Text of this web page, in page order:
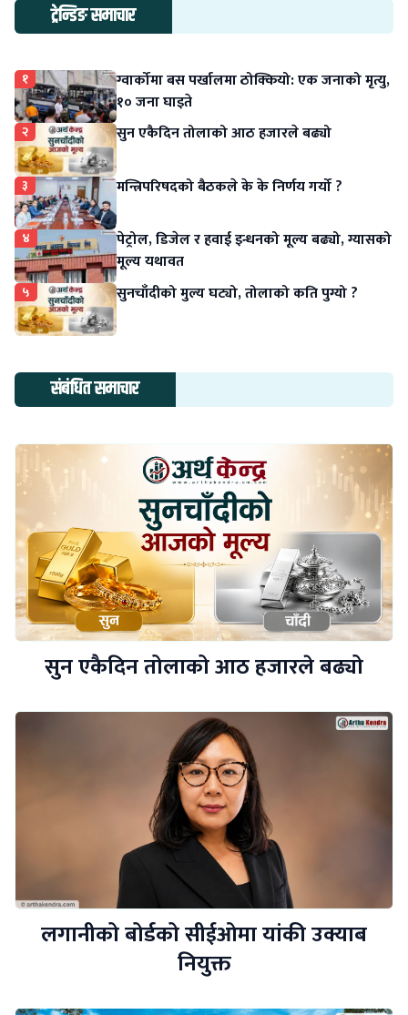
ट्रेन्डिङ समाचार
१
ग्वार्कोमा बस पर्खालमा ठोक्कियो: एक जनाको मृत्यु,
१० जना घाइते
२ सुन एकैदिन तोलाको आठ हजारले बढ्यो
३ मन्त्रिपरिषदको बैठकले के के निर्णय गर्यो ?
४
पेट्रोल, डिजेल र हवाई इन्धनको मूल्य बढ्यो, ग्यासको
मूल्य यथावत
५ सुनचाँदीको मुल्य घट्यो, तोलाको कति पुग्यो ?
संबंधित समाचार
सुन एकैदिन तोलाको आठ हजारले बढ्यो
लगानीको बोर्डको सीईओमा यांकी उक्याब
नियुक्त